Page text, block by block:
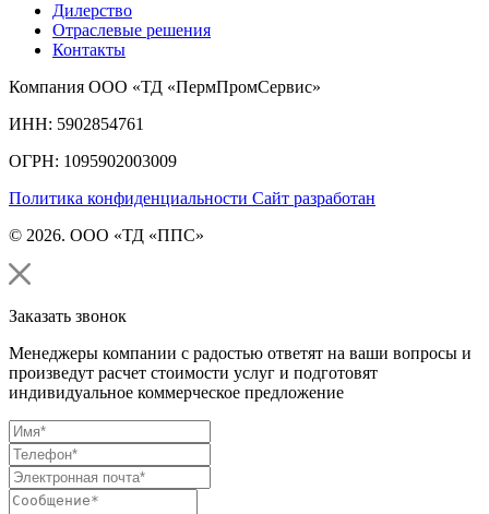
Дилерство
Отраслевые решения
Контакты
Компания ООО «ТД «ПермПромСервис»
ИНН: 5902854761
ОГРН: 1095902003009
Политика конфиденциальности Сайт разработан
© 2026. ООО «ТД «ППС»
Заказать звонок
Менеджеры компании с радостью ответят на ваши вопросы и
произведут расчет стоимости услуг и подготовят
индивидуальное коммерческое предложение